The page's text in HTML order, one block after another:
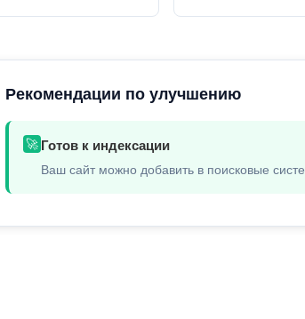
Рекомендации по улучшению
🚀 Готов к индексации
Ваш сайт можно добавить в поисковые